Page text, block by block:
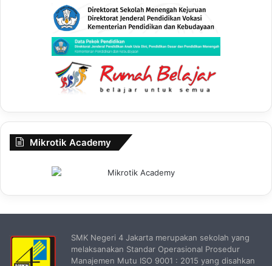
Mikrotik Academy
SMK Negeri 4 Jakarta merupakan sekolah yang
melaksanakan Standar Operasional Prosedur
Manajemen Mutu ISO 9001 : 2015 yang disahkan